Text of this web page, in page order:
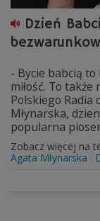
Dzień
- Bycie babcią
miłość. To
Polskiego Radia
Młynarska,
popularna
Zobacz więcej na
Agata Młynarska